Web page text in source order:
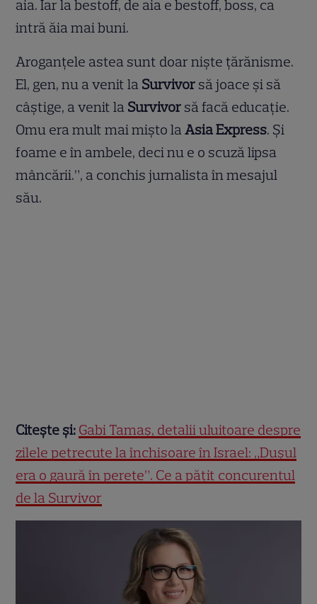
aia. Iar la bestoff, de aia e bestoff, boss, ca
intră ăia mai buni.
Aroganțele astea sunt doar niște țărănisme.
El, gen, nu a venit la Survivor să joace și să
câștige, a venit la Survivor să facă educație.
Omu era mult mai mișto laAsia Express. Și
foame e în ambele, deci nu e o scuză lipsa
mâncării.”, a conchis jurnalista în mesajul
său.
Citește și: Gabi Tamaș, detalii uluitoare despre
zilele petrecute la închisoare în Israel: „Dușul
era o gaură în perete”. Ce a pățit concurentul
de la Survivor